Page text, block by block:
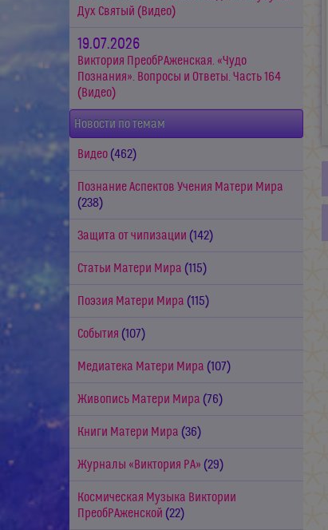
Дух Святый (Видео)
19.07.2026
Виктория ПреобРАженская. «Чудо
Познания». Вопросы и Ответы. Часть 164
(Видео)
Новости по темам
Видео (462)
Познание Аспектов Учения Матери Мира
(238)
Защита от чипизации (142)
Статьи Матери Мира (115)
Поэзия Матери Мира (115)
События (107)
Медиатека Матери Мира (107)
Живопись Матери Мира (76)
Книги Матери Мира (36)
Журналы «Виктория РА» (29)
Космическая Музыка Виктории
ПреобРАженской (22)